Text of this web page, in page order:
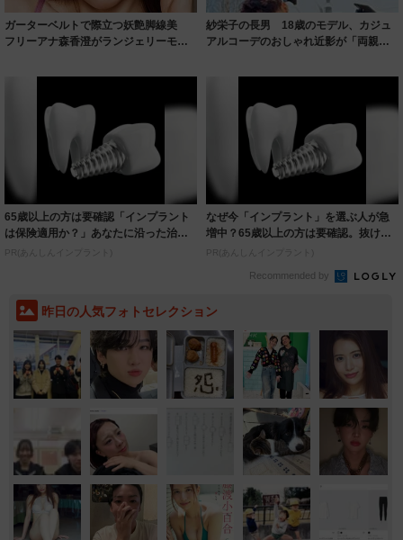
ガーターベルトで際立つ妖艶脚線美
フリーアナ森香澄がランジェリーモデ
紗栄子の長男 18歳のモデル、カジュ
アルコーデのおしゃれ近影が「両親の
65歳以上の方は要確認「インプラント
は保険適用か？」あなたに沿った治療
法や費用を...
PR(あんしんインプラント)
なぜ今「インプラント」を選ぶ人が急
増中？65歳以上の方は要確認。抜けた
歯の放置は...
PR(あんしんインプラント)
Recommended by
昨日の人気フォトセレクション